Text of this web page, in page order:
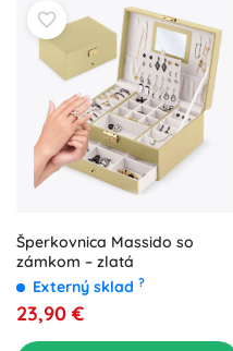
Šperkovnica Massido so
zámkom – zlatá
Externý sklad ?
23,90 €